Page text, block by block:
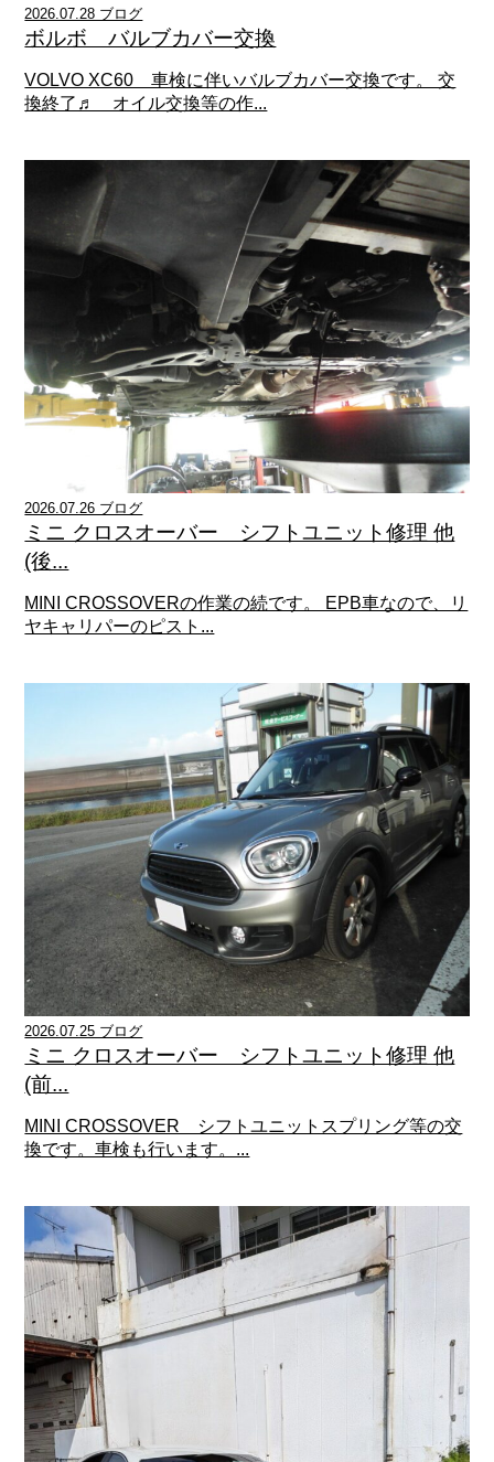
2026.07.28 ブログ
ボルボ バルブカバー交換
VOLVO XC60 車検に伴いバルブカバー交換です。 交
換終了♬ オイル交換等の作...
2026.07.26 ブログ
ミニ クロスオーバー シフトユニット修理 他
(後...
MINI CROSSOVERの作業の続です。 EPB車なので、リ
ヤキャリパーのピスト...
2026.07.25 ブログ
ミニ クロスオーバー シフトユニット修理 他
(前...
MINI CROSSOVER シフトユニットスプリング等の交
換です。車検も行います。...